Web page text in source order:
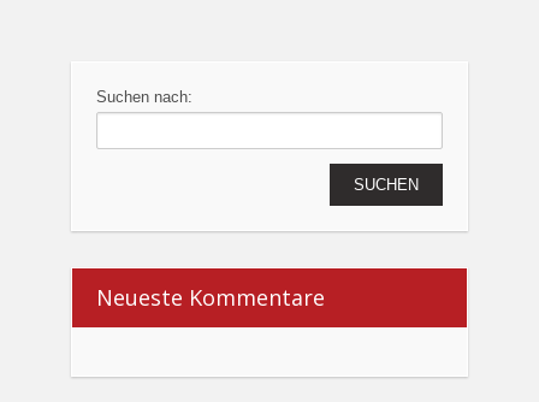
Suchen nach:
Neueste Kommentare